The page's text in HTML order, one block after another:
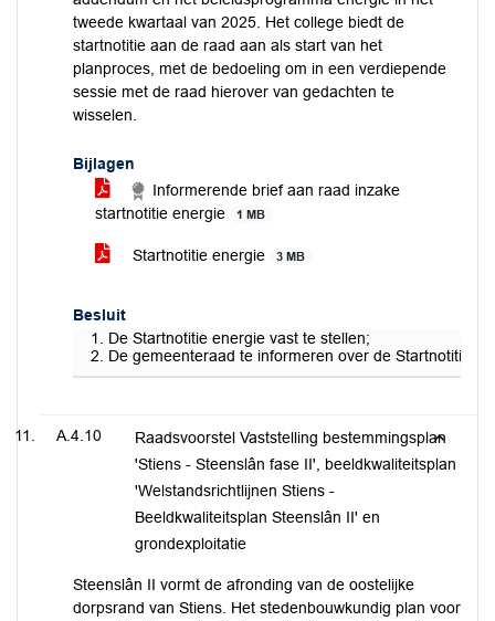
tweede kwartaal van 2025. Het college biedt de
startnotitie aan de raad aan als start van het
planproces, met de bedoeling om in een verdiepende
sessie met de raad hierover van gedachten te
wisselen.
Bijlagen
Informerende brief aan raad inzake
startnotitie energie
1 MB
Startnotitie energie 3 MB
Besluit
De Startnotitie energie vast te stellen;
De gemeenteraad te informeren over de Startnotitie
A.4.10
Raadsvoorstel Vaststelling bestemmingsplan
'Stiens - Steenslân fase II', beeldkwaliteitsplan
'Welstandsrichtlijnen Stiens -
Beeldkwaliteitsplan Steenslân II' en
grondexploitatie
Steenslân II vormt de afronding van de oostelijke
dorpsrand van Stiens. Het stedenbouwkundig plan voor